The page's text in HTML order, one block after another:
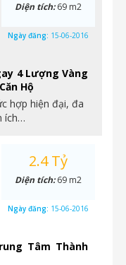
4 Lượng Vàng
Hộ
hợp hiện đại, đa
ích…
Diện tích:69 m2
Ngày đăng: 15-06-2016
Tâm Thành
2.4 Tỷ
Diện tích:69 m2
Ngày đăng: 15-06-2016